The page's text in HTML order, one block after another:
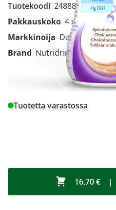
Tuotekoodi 2488856
Pakkauskoko 4 x 200 ml
Markkinoija Danone Oy
Brand Nutridrink
Tuotetta varastossa
16,70 € |